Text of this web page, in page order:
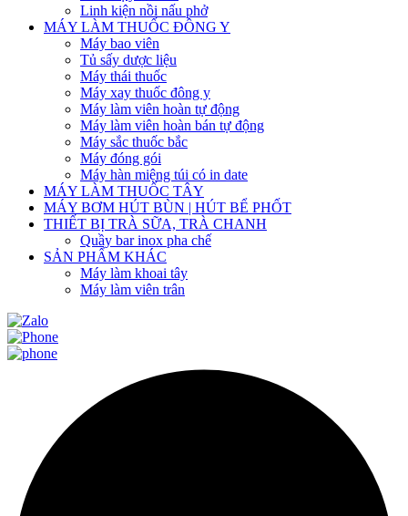
Linh kiện nồi nấu phở
MÁY LÀM THUỐC ĐÔNG Y
Máy bao viên
Tủ sấy dược liệu
Máy thái thuốc
Máy xay thuốc đông y
Máy làm viên hoàn tự động
Máy làm viên hoàn bán tự động
Máy sắc thuốc bắc
Máy đóng gói
Máy hàn miệng túi có in date
MÁY LÀM THUỐC TÂY
MÁY BƠM HÚT BÙN | HÚT BỂ PHỐT
THIẾT BỊ TRÀ SỮA, TRÀ CHANH
Quầy bar inox pha chế
SẢN PHẨM KHÁC
Máy làm khoai tây
Máy làm viên trân